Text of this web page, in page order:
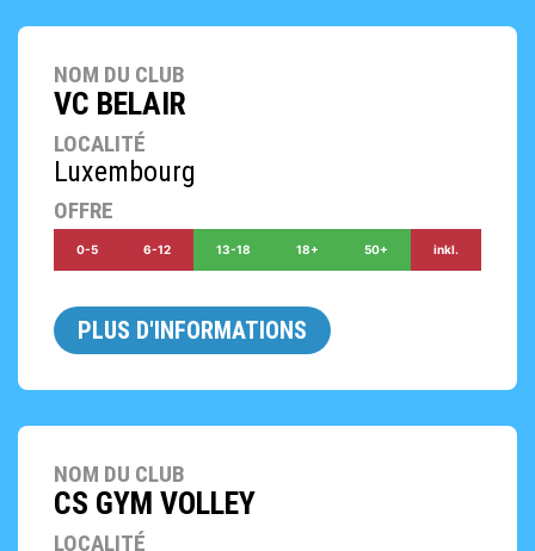
NOM DU CLUB
VC BELAIR
LOCALITÉ
Luxembourg
OFFRE
0-5 6-12 13-18 18+ 50+ inkl.
PLUS D'INFORMATIONS
NOM DU CLUB
CS GYM VOLLEY
LOCALITÉ